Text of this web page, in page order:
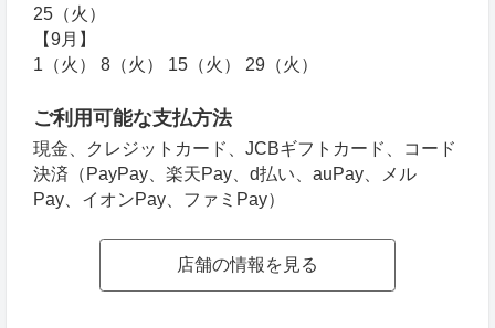
25（火）
【9月】
1（火） 8（火） 15（火） 29（火）
ご利用可能な支払方法
現金、クレジットカード、JCBギフトカード、コード
決済（PayPay、楽天Pay、d払い、auPay、メル
Pay、イオンPay、ファミPay）
店舗の情報を見る